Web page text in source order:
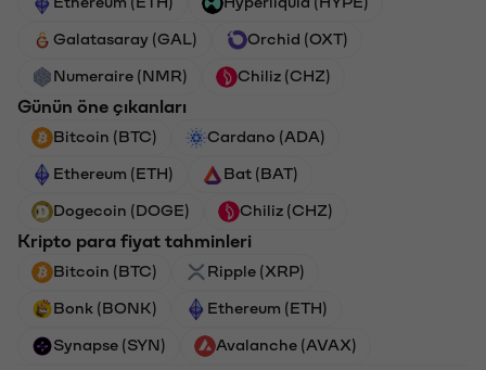
Galatasaray (GAL) Orchid (OXT)
Numeraire (NMR) Chiliz (CHZ)
Günün öne çıkanları
Bitcoin (BTC) Cardano (ADA)
Ethereum (ETH) Bat (BAT)
Dogecoin (DOGE) Chiliz (CHZ)
Kripto para fiyat tahminleri
Bitcoin (BTC) Ripple (XRP)
Bonk (BONK) Ethereum (ETH)
Synapse (SYN) Avalanche (AVAX)